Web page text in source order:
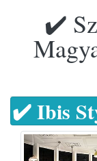
✔️
✔️ Ibis